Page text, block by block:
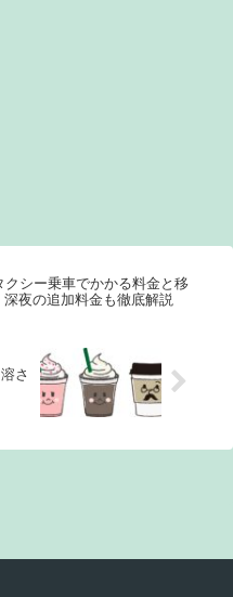
クシー乗車でかかる料金と移
深夜の追加料金も徹底解説
さ